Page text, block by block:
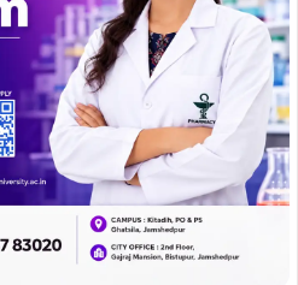
में सर्वपल्ली राधाकृष्णन जी की
जाता है। इस दिन को विद्यार्थी
को सम्मान देते हैं।